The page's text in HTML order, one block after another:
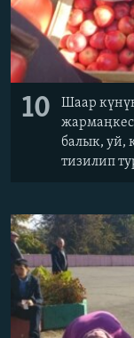
10
Шаар
балык, уй,
тизилип